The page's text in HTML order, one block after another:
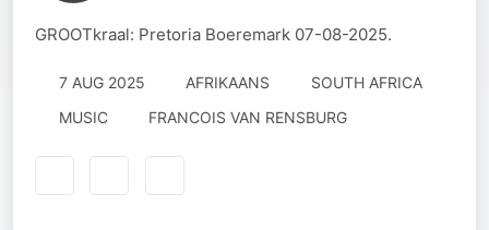
GROOTkraal: Pretoria Boeremark 07-08-2025.
7 AUG 2025 AFRIKAANS
SOUTH AFRICA
MUSIC
FRANCOIS VAN RENSBURG